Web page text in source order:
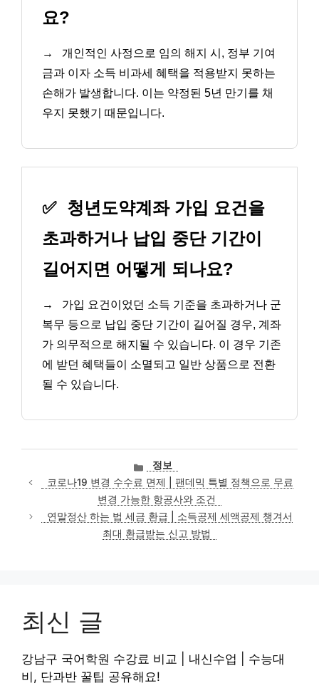
요?
→
개인적인 사정으로 임의 해지 시, 정부 기여
금과 이자 소득 비과세 혜택을 적용받지 못하는
손해가 발생합니다. 이는 약정된 5년 만기를 채
우지 못했기 때문입니다.
✅ 청년도약계좌 가입 요건을
초과하거나 납입 중단 기간이
길어지면 어떻게 되나요?
→
가입 요건이었던 소득 기준을 초과하거나 군
복무 등으로 납입 중단 기간이 길어질 경우, 계좌
가 의무적으로 해지될 수 있습니다. 이 경우 기존
에 받던 혜택들이 소멸되고 일반 상품으로 전환
될 수 있습니다.
카
테
고
리
정보
코로나19 변경 수수료 면제 | 팬데믹 특별 정책으로 무료
변경 가능한 항공사와 조건
연말정산 하는 법 세금 환급 | 소득공제 세액공제 챙겨서
최대 환급받는 신고 방법
최신 글
강남구 국어학원 수강료 비교 | 내신수업 | 수능대
비, 단과반 꿀팁 공유해요!